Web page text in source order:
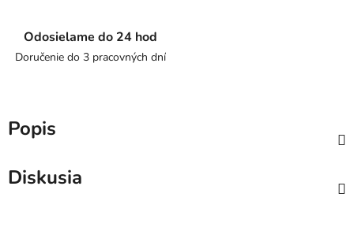
Odosielame do 24 hod
Doručenie do 3 pracovných dní
Popis
Diskusia